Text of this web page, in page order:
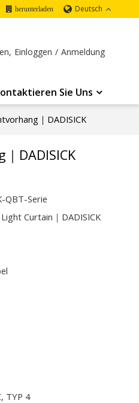
herunterladen Deutsch
Einloggen / Anmeldung
Sie Uns
｜DADISICK
DADISICK
QBT-Serie
Curtain｜DADISICK
TYP 4